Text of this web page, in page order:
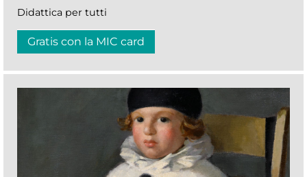
Didattica per tutti
Gratis con la MIC card